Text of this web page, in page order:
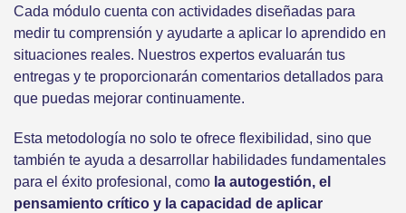
Cada módulo cuenta con actividades diseñadas para
medir tu comprensión y ayudarte a aplicar lo aprendido en
situaciones reales. Nuestros expertos evaluarán tus
entregas y te proporcionarán comentarios detallados para
que puedas mejorar continuamente.
Esta metodología no solo te ofrece flexibilidad, sino que
también te ayuda a desarrollar habilidades fundamentales
para el éxito profesional, como la autogestión, el
pensamiento crítico y la capacidad de aplicar